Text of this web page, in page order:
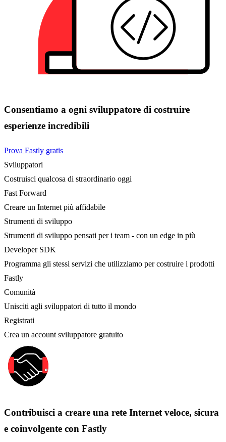
Consentiamo a ogni sviluppatore di costruire
esperienze incredibili
Prova Fastly gratis
Sviluppatori
Costruisci qualcosa di straordinario oggi
Fast Forward
Creare un Internet più affidabile
Strumenti di sviluppo
Strumenti di sviluppo pensati per i team - con un edge in più
Developer SDK
Programma gli stessi servizi che utilizziamo per costruire i prodotti
Fastly
Comunità
Unisciti agli sviluppatori di tutto il mondo
Registrati
Crea un account sviluppatore gratuito
Contribuisci a creare una rete Internet veloce, sicura
e coinvolgente con Fastly